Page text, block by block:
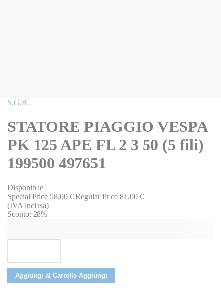
Vai
della
galleria
immagini
S.G.R.
STATORE PIAGGIO VESPA
PK 125 APE FL 2 3 50 (5 fili)
199500 497651
Disponibile
Special Price 58,00 € Regular Price 81,00 €
(IVA inclusa)
Sconto: 28%
Aggiungi al Carrello Aggiungi